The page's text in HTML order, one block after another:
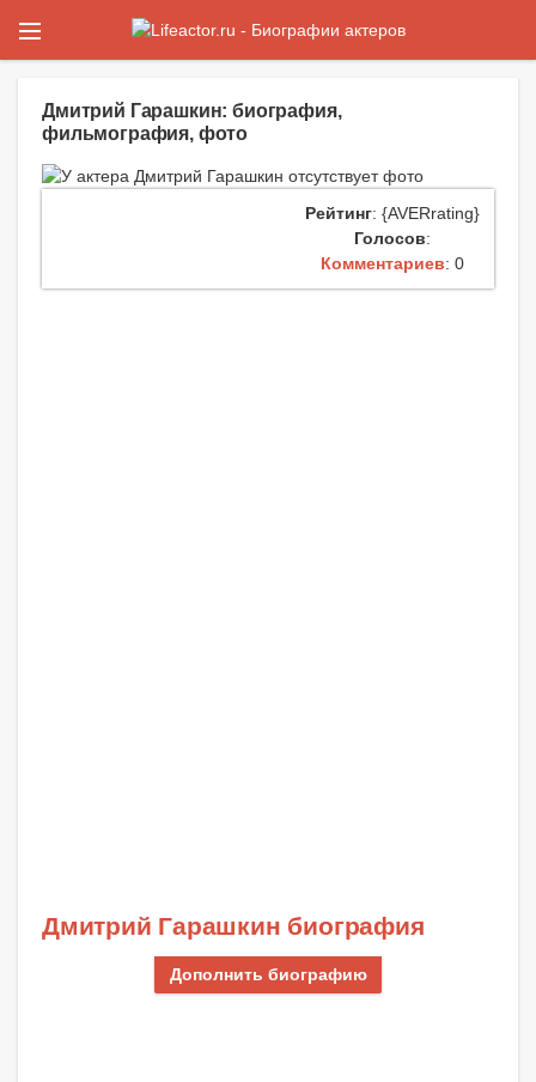
Дмитрий Гарашкин: биография,
фильмография, фото
Рейтинг: {AVERrating}
Голосов:
Комментариев: 0
Дмитрий Гарашкин биография
Дополнить биографию